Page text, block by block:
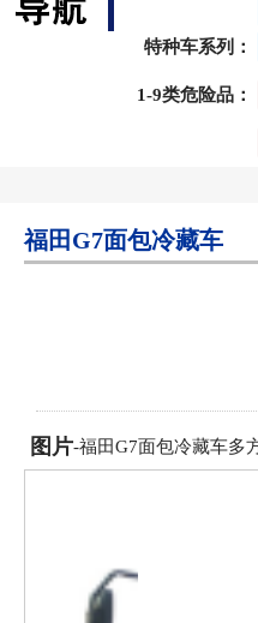
特种车系列：
1-9类危险品：
福田G7面包冷藏车
图片-福田G7面包冷藏车多